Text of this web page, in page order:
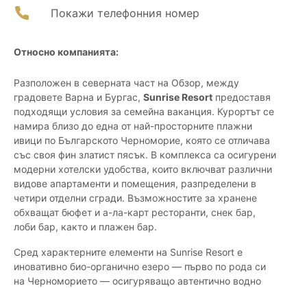
Покажи телефонния номер
Относно компанията:
Разположен в северната част на Обзор, между
градовете Варна и Бургас, Sunrise Resort предоставя
подходящи условия за семейна ваканция. Курортът се
намира близо до една от най-просторните плажни
ивици по Българското Черноморие, която се отличава
със своя фин златист пясък. В комплекса са осигурени
модерни хотелски удобства, които включват различни
видове апартаменти и помещения, разпределени в
четири отделни сгради. Възможностите за хранене
обхващат бюфет и а-ла-карт ресторанти, снек бар,
лоби бар, както и плажен бар.
Сред характерните елементи на Sunrise Resort е
иновативно био-органично езеро — първо по рода си
на Черноморието — осигуряващо автентично водно